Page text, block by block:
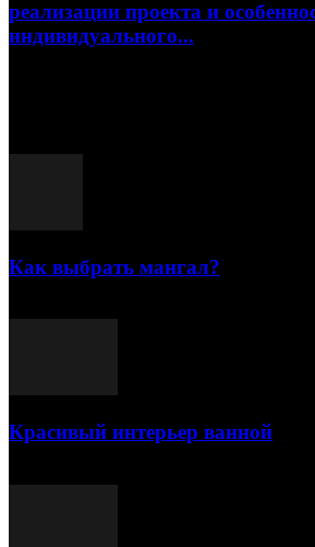
реализации проекта и
индивидуального...
Как выбрать мангал?
Красивый интерьер ванной